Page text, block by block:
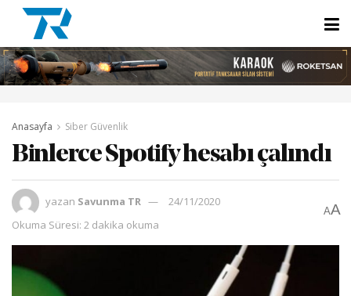
Anasayfa Siber Güvenlik
Binlerce Spotify hesabı çalındı
yazan Savunma TR
24/11/2020
Okuma Süresi: 2 dakika okuma
AA